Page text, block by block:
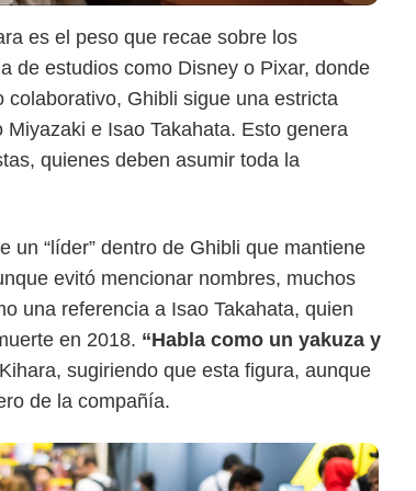
es el peso que recae sobre los
de estudios como Disney o Pixar, donde
colaborativo, Ghibli sigue una estricta
e Isao Takahata. Esto genera
quienes deben asumir toda la
un “líder” dentro de Ghibli que mantiene
evitó mencionar nombres, muchos
una referencia a Isao Takahata, quien
en 2018. “Habla como un yakuza y
sugiriendo que esta figura, aunque
de la compañía.